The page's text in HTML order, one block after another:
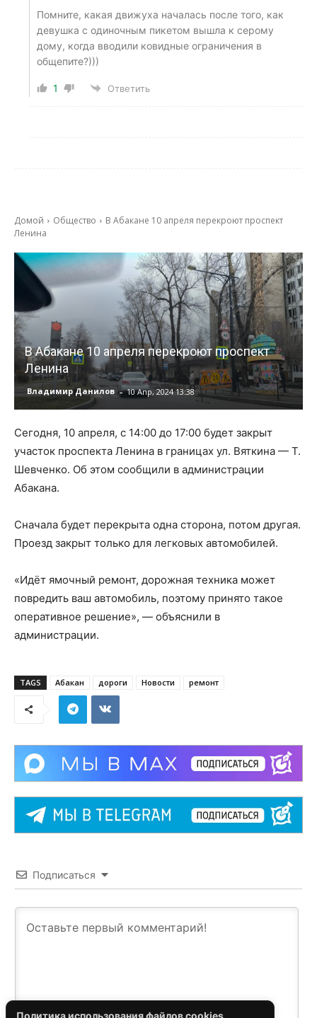
Помните, какая движуха началась после того, как
девушка с одиночным пикетом вышла к серому
дому, когда вводили ковидные ограничения в
общепите?)))
1 Ответить